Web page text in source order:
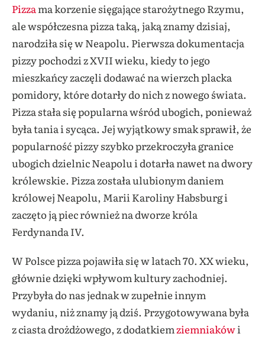
Pizza ma korzenie sięgające starożytnego Rzymu,
ale współczesna pizza taką, jaką znamy dzisiaj,
narodziła się w Neapolu. Pierwsza dokumentacja
pizzy pochodzi z XVII wieku, kiedy to jego
mieszkańcy zaczęli dodawać na wierzch placka
pomidory, które dotarły do nichz nowego świata.
Pizza stała się popularna wśród ubogich, ponieważ
była tania i sycąca. Jej wyjątkowy smak sprawił, że
popularność pizzy szybko przekroczyła granice
ubogich dzielnic Neapolu i dotarła nawet na dwory
królewskie. Pizza została ulubionym daniem
królowej Neapolu, Marii Karoliny Habsburg i
zaczęto ją piec również na dworze króla
Ferdynanda IV.
W Polsce pizza pojawiła się w latach 70. XX wieku,
głównie dzięki wpływom kultury zachodniej.
Przybyła do nas jednak w zupełnie innym
wydaniu, niż znamy ją dziś. Przygotowywana była
z ciasta drożdżowego, z dodatkiemziemniakówi